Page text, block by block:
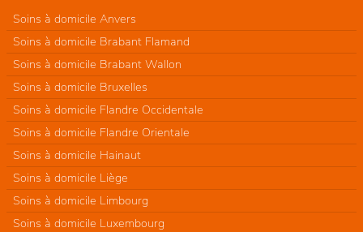
Soins à domicile Anvers
Soins à domicile Brabant Flamand
Soins à domicile Brabant Wallon
Soins à domicile Bruxelles
Soins à domicile Flandre Occidentale
Soins à domicile Flandre Orientale
Soins à domicile Hainaut
Soins à domicile Liège
Soins à domicile Limbourg
Soins à domicile Luxembourg